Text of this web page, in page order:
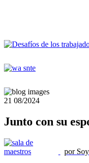
21 08/2024
Junto con su
por